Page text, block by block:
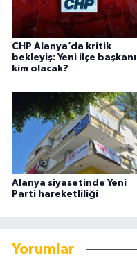
CHP Alanya’da kritik
bekleyiş: Yeni ilçe başkanı
kim olacak?
Alanya siyasetinde Yeni
Parti hareketliliği
Yorumlar